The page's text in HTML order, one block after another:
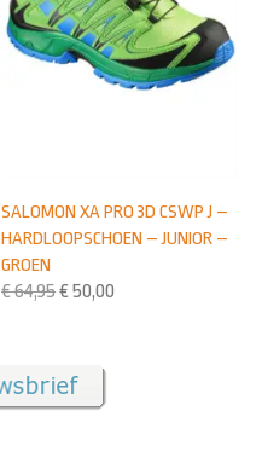
SALOMON XA PRO 3D CSWP J –
HARDLOOPSCHOEN – JUNIOR –
GROEN
€64,95€ 50,00